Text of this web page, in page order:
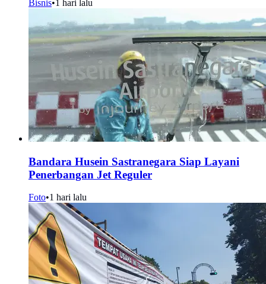
Bisnis•1 hari lalu
Bandara Husein Sastranegara Siap Layani
Penerbangan Jet Reguler
Foto•1 hari lalu